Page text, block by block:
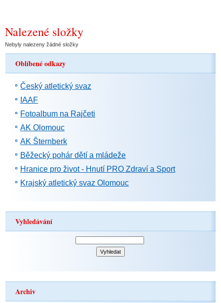
Nalezené složky
Nebyly nalezeny žádné složky
Oblíbené odkazy
Český atletický svaz
IAAF
Fotoalbum na Rajčeti
AK Olomouc
AK Šternberk
Běžecký pohár dětí a mládeže
Hranice pro život - Hnutí PRO Zdraví a Sport
Krajský atletický svaz Olomouc
Vyhledávání
Archiv